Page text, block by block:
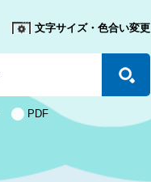
文字サイズ・色合い変更
PDF